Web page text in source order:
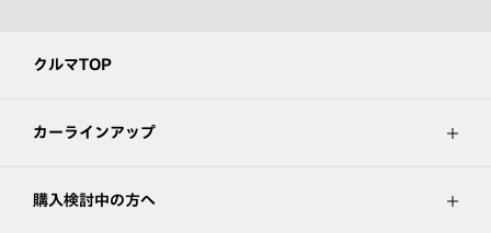
クルマTOP
カーラインアップ
購入検討中の方へ